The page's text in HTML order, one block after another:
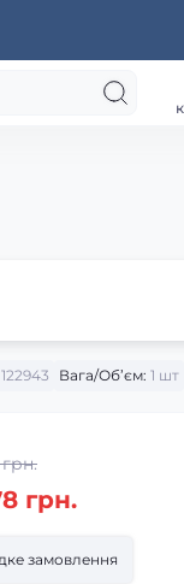
122943 Вага/Об’єм: 1 шт
грн.
замовлення